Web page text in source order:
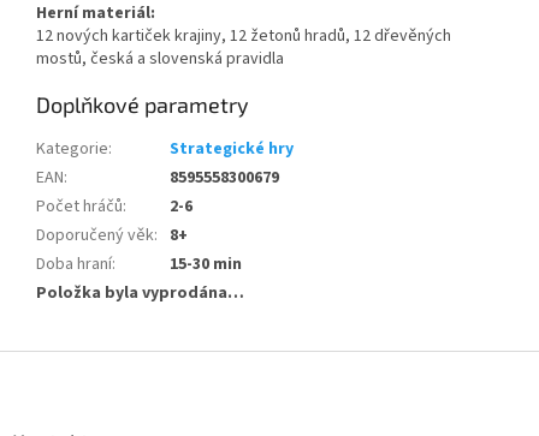
Herní materiál:
12 nových kartiček krajiny, 12 žetonů hradů, 12 dřevěných
mostů, česká a slovenská pravidla
Doplňkové parametry
Kategorie:
Strategické hry
EAN:
8595558300679
Počet hráčů:
2-6
Doporučený věk: 8+
Doba hraní:
15-30 min
Položka byla vyprodána…